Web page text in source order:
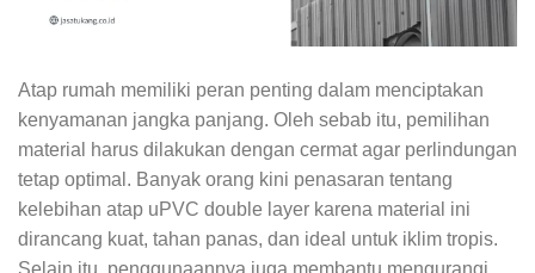
Atap rumah memiliki peran penting dalam menciptakan
kenyamanan jangka panjang. Oleh sebab itu, pemilihan
material harus dilakukan dengan cermat agar perlindungan
tetap optimal. Banyak orang kini penasaran tentang
kelebihan atap uPVC double layer karena material ini
dirancang kuat, tahan panas, dan ideal untuk iklim tropis.